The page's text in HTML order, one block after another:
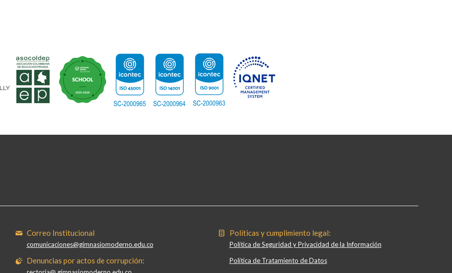
Correo Institucional
comunicaciones@gimnasiomoderno.edu.co
Denuncias por actos de corrupción:
Políticas y cumplimiento legal:
Política de Seguridad y Privacidad de la Información
Política de Tratamiento de Datos